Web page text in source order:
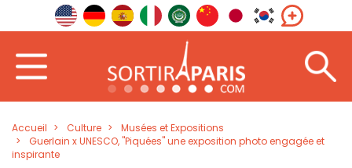
Accueil Culture
Musées et Expositions
Guerlain x UNESCO, "Piquées" une exposition photo engagée et
inspirante